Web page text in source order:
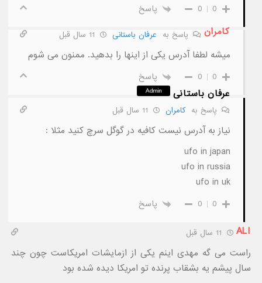
0
0 پاسخ
کامران پاسخ به عرفان باستانی
میشه لطفا آدرس یکی از اینها را بدهید. ممنون می شوم
0
0 پاسخ
عرفان باستانی Admin
پاسخ بهکامران
نیاز به آدرس نیست کافیه در گوگل سرچ کنید مثلا :
ufo in japan
ufo in russia
ufo in uk
0
0 پاسخ
ALI
راست می گه مهدی اینم یکی از ازمایشات امریکاست چون چند
سال پیشم یه بشقاب پرنده تو امریکا دیده شده بود